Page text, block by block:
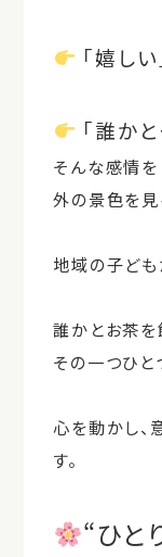
「嬉しい
「誰か
そんな感情を
外の景色を見
地域の子ども
誰かとお茶を
その一つひと
心を動かし、
す。
“ひと